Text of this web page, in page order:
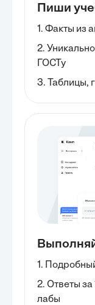
Пиши
1. Факты из
2.
ГОСТу
3. Таблицы,
1.
2. Ответы
лабы